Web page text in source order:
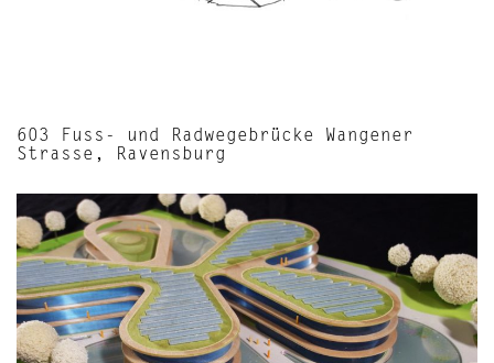
603 Fuss- und Radwegebrücke Wangener
Strasse, Ravensburg